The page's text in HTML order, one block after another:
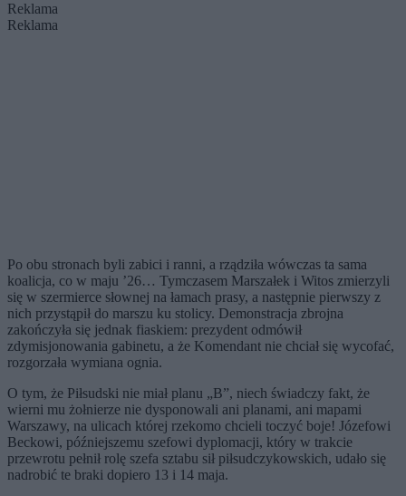
Reklama
Reklama
Po obu stronach byli zabici i ranni, a rządziła wówczas ta sama
koalicja, co w maju ’26… Tymczasem Marszałek i Witos zmierzyli
się w szermierce słownej na łamach prasy, a następnie pierwszy z
nich przystąpił do marszu ku stolicy. Demonstracja zbrojna
zakończyła się jednak fiaskiem: prezydent odmówił
zdymisjonowania gabinetu, a że Komendant nie chciał się wycofać,
rozgorzała wymiana ognia.
O tym, że Piłsudski nie miał planu „B”, niech świadczy fakt, że
wierni mu żołnierze nie dysponowali ani planami, ani mapami
Warszawy, na ulicach której rzekomo chcieli toczyć boje! Józefowi
Beckowi, późniejszemu szefowi dyplomacji, który w trakcie
przewrotu pełnił rolę szefa sztabu sił piłsudczykowskich, udało się
nadrobić te braki dopiero 13 i 14 maja.